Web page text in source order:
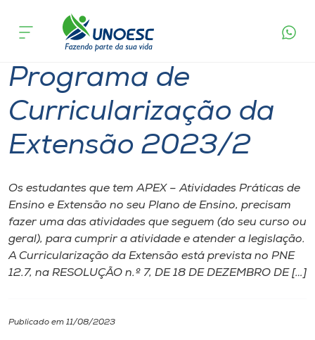
Cursos
Onde estamos
Pesquisa
Atendimento ao Estudante
Portal de Ensino
A
acontece
Programa de
Curricularização da
Extensão 2023/2
Os estudantes que tem APEX – Atividades Práticas de
Ensino e Extensão no seu Plano de Ensino, precisam
fazer uma das atividades que seguem (do seu curso ou
geral), para cumprir a atividade e atender a legislação.
A Curricularização da Extensão está prevista no PNE
12.7, na RESOLUÇÃO n.º 7, DE 18 DE DEZEMBRO DE […]
Publicado em 11/08/2023